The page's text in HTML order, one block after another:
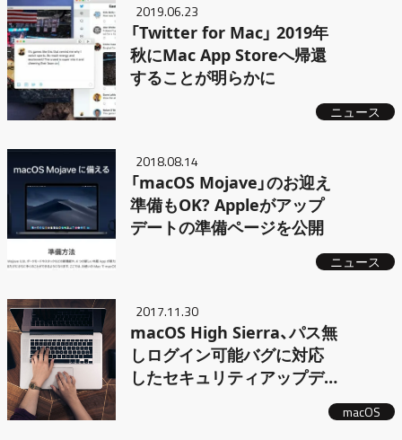
2019.06.23
「Twitter for Mac」 2019年
秋にMac App Storeへ帰還
することが明らかに
ニュース
2018.08.14
「macOS Mojave」のお迎え
準備もOK? Appleがアップ
デートの準備ページを公開
ニュース
2017.11.30
macOS High Sierra、パス無
しログイン可能バグに対応
したセキュリティアップデ
macOS